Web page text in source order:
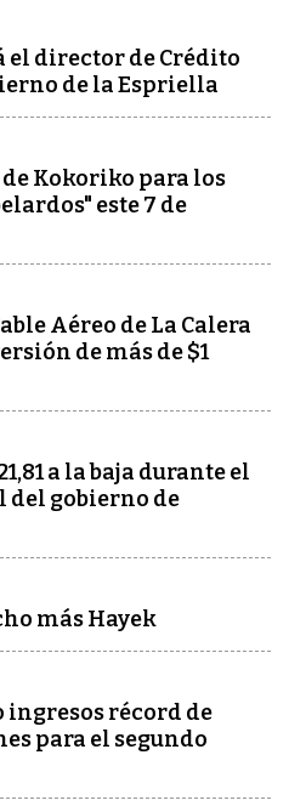
el director de Crédito
de la Espriella
de Kokoriko para los
este 7 de
Aéreo de La Calera
de más de $1
a la baja durante el
gobierno de
más Hayek
ingresos récord de
para el segundo